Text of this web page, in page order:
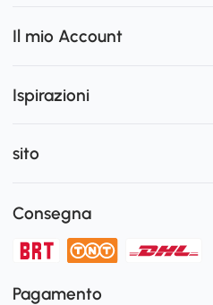
Il mio Account
Ispirazioni
sito
Consegna
Pagamento